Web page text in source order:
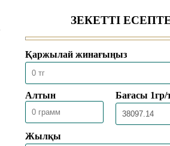
ҚҰЛШЫЛЫҒЫНЫҢ НЕГІЗГІ
АТҚАРДЫ
30.05.2026 4455
МЕККЕДЕ 1447 ҺИЖРИ
ЖЫЛҒЫ ҚАЖЫЛЫҚ
МАУСЫМЫ
ҚОРЫТЫНДЫЛАНДЫ
30.05.2026